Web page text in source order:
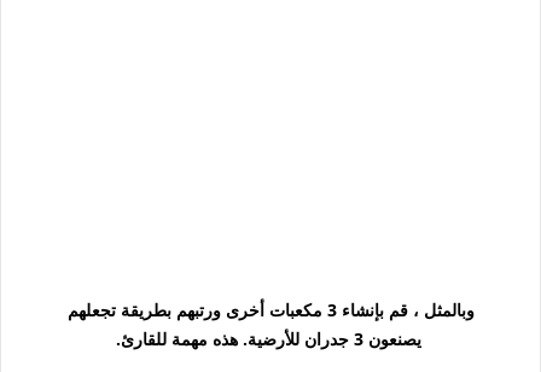
وبالمثل ، قم بإنشاء 3 مكعبات أخرى ورتبهم بطريقة تجعلهم
يصنعون 3 جدران للأرضية. هذه مهمة للقارئ.